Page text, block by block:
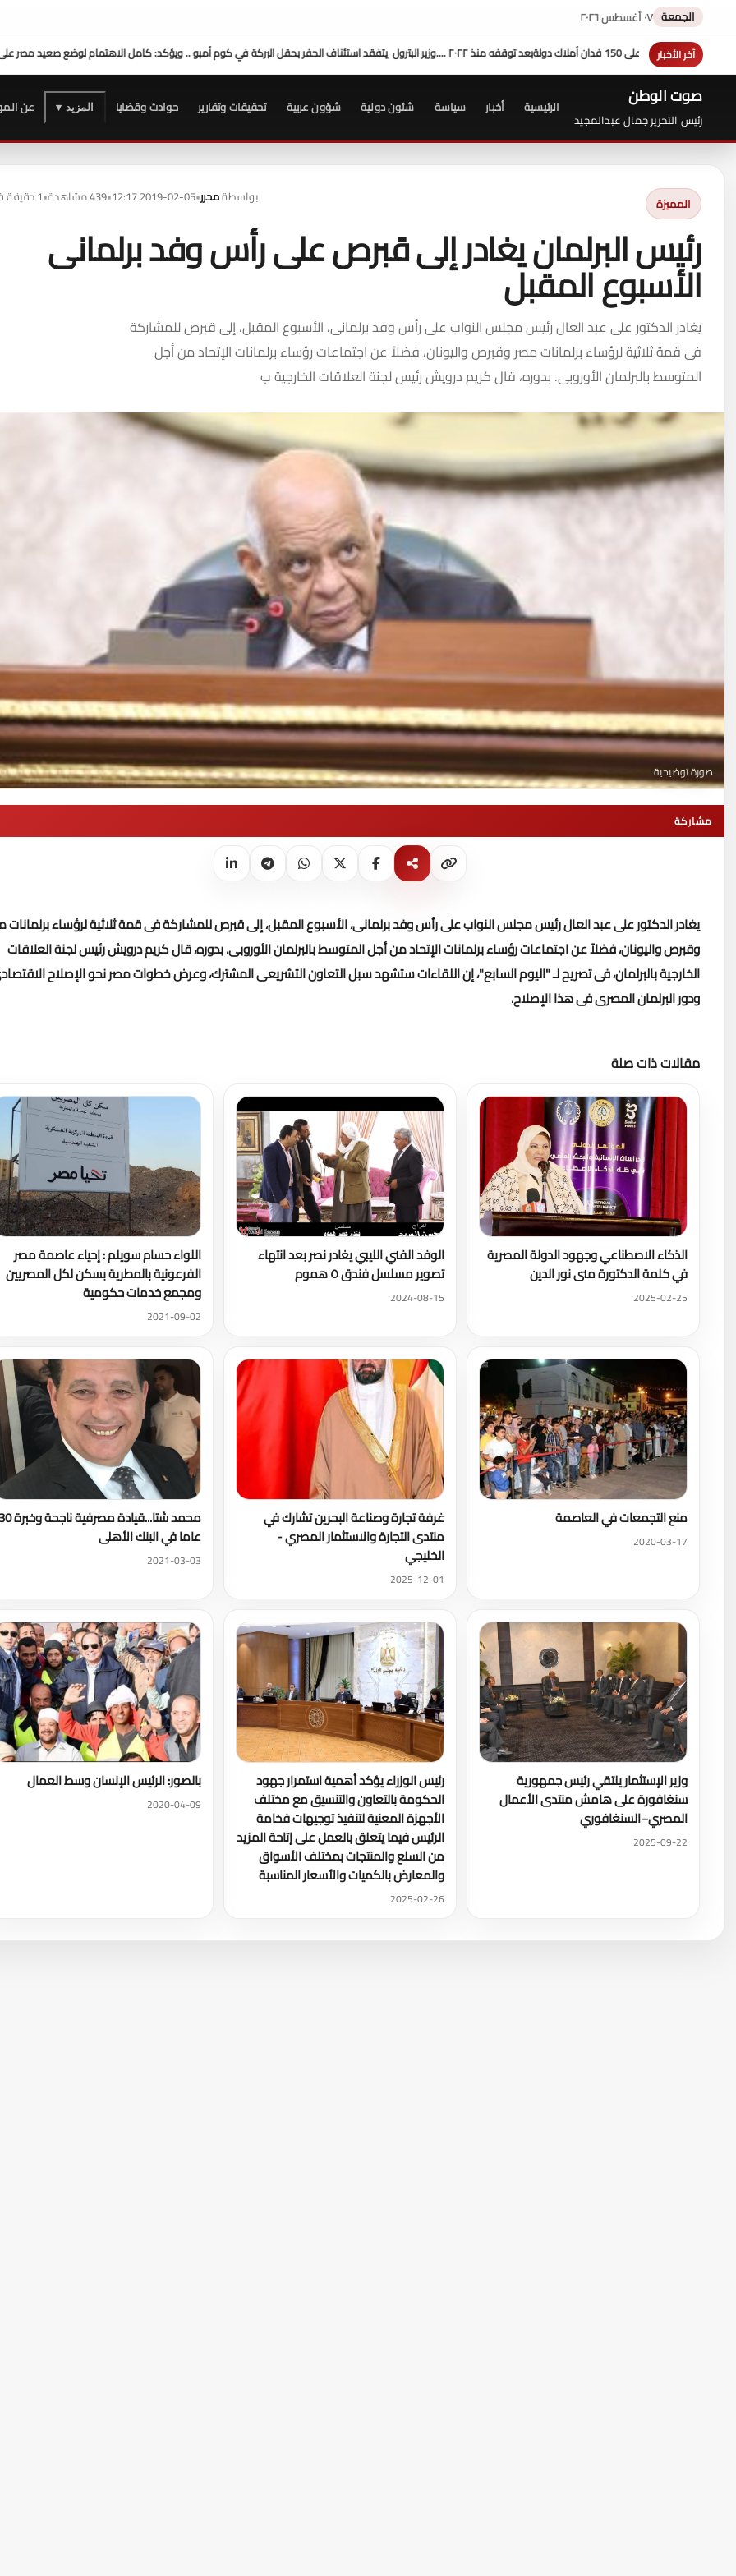
الجمعة ٠٧ أغسطس ٢٠٢٦
آخر الأخبار محافظ سوهاج: موافقة الرئيس السيسي على يتفقد استئناف الحفر بحقل البركة في كوم أمبو .. ويؤكد: كامل الاهتمام لوضع صعيد مصر على خريطة الاستثمار البترولي
صوت الوطن
رئيس التحرير جمال عبدالمجيد
الرئيسية أخبار سياسة شئون دولية شؤون عربية تحقيقات وتقارير حوادث وقضايا المزيد ▾ عن
المميزة بواسطةمحرر•
2019-02-05 12:17
•439 مشاهدة •1 دقيقة قراءة
رئيس البرلمان يغادر إلى قبرص على رأس وفد برلمانى
الأسبوع المقبل
يغادر الدكتور على عبد العال رئيس مجلس النواب على رأس وفد برلمانى، الأسبوع المقبل، إلى قبرص للمشاركة
فى قمة ثلاثية لرؤساء برلمانات مصر وقبرص واليونان، فضلاً عن اجتماعات رؤساء برلمانات الإتحاد من أجل
المتوسط بالبرلمان الأوروبى. بدوره، قال كريم درويش رئيس لجنة العلاقات الخارجية ب
صورة توضيحية
مشاركة
يغادر الدكتور على عبد العال رئيس مجلس النواب على رأس وفد برلمانى، الأسبوع المقبل، إلى قبرص للمشاركة فى قمة ثلاثية لرؤساء برلمانات
وقبرص واليونان، فضلاً عن اجتماعات رؤساء برلمانات الإتحاد من أجل المتوسط بالبرلمان الأوروبى.بدوره، قال كريم درويش رئيس لجنة العلاقات
الخارجية بالبرلمان، فى تصريح لـ "اليوم السابع"، إن اللقاءات ستشهد سبل التعاون التشريعى المشترك، وعرض خطوات مصر نحو الإصلاح
ودور البرلمان المصرى فى هذا الإصلاح.
مقالات ذات صلة
الذكاء الاصطناعي وجهود الدولة المصرية
في كلمة الدكتورة منى نور الدين
2025-02-25
الوفد الفني الليبي يغادر نصر بعد انتهاء
تصوير مسلسل فندق ٥ هموم
2024-08-15
اللواء حسام سويلم : إحياء عاصمة مصر
الفرعونية بالمطرية بسكن لكل المصريين
ومجمع خدمات حكومية
2021-09-02
منع التجمعات في العاصمة
2020-03-17
غرفة تجارة وصناعة البحرين تشارك في
منتدى التجارة والاستثمار المصري -
الخليجي
2025-12-01
محمد شتا...قيادة
عاما في البنك الأهلى
2021-03-03
وزير الإستثمار يلتقي رئيس جمهورية
سنغافورة على هامش منتدى الأعمال
المصري–السنغافوري
2025-09-22
رئيس الوزراء يؤكد أهمية استمرار جهود
الحكومة بالتعاون والتنسيق مع مختلف
الأجهزة المعنية لتنفيذ توجيهات فخامة
الرئيس فيما يتعلق بالعمل على إتاحة المزيد
من السلع والمنتجات بمختلف الأسواق
والمعارض بالكميات والأسعار المناسبة
2025-02-26
بالصور: الرئيس الإنسان وسط العمال
2020-04-09